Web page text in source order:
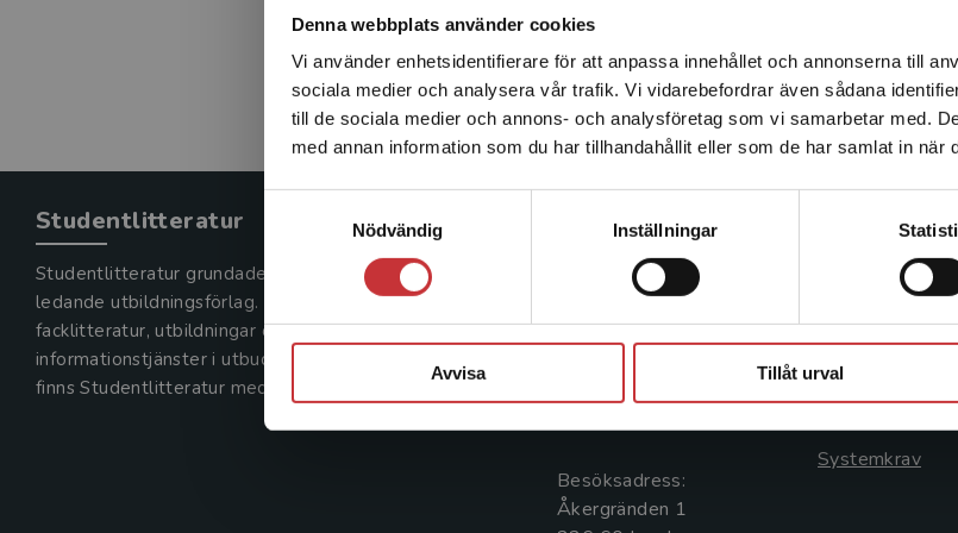
Denna webbplats använder cookies
Vi använder enhetsidentifierare för att anpassa innehållet och annonserna till
sociala medier och analysera vår trafik. Vi vidarebefordrar även sådana
till de sociala medier och annons- och analysföretag som vi samarbetar med.
med annan information som du har tillhandahållit eller som de har samlat in när
Nödvändig
Inställningar
Avvisa Tillåt urval
Det verkar som att du besöker
enhet utanför Sverige. Vi erbjuder inte
Sverige. För att kunna slutföra ett köp måste
leveransadressen vara i Sverige.Läs mer
intresserad av ledningsfrågor. Han
uppdrag.
Studentlitteratur
Studentlitteratur grundades 1963 och är idag Sveriges
ledande utbildningsförlag. Med läromedel, kurslitteratur,
facklitteratur, utbildningar och digitala
informationstjänster i utbudet,
finns Studentlitteratur med längs hela kunskapsresan.
Kontakta oss
Kontakta oss
046-31 20 00
Box 141
221 00 Lund
Besöksadress:
Åkergränden 1
Kontakta
046-31 21 00
Frågor och svar
Systemkrav